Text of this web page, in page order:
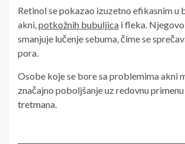
Retinol se pokazao izuzetno efikasnim
akni, potkožnih bubuljica i fleka.
smanjuje lučenje sebuma, čime se
pora.
Osobe koje se bore sa problemima akni
značajno poboljšanje uz redovnu
tretmana.